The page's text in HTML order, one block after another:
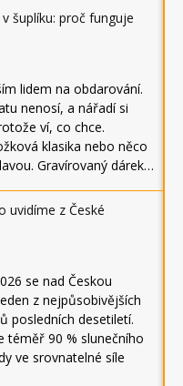
šuplíku: proč funguje
lidem na obdarování.
nenosí, a nářadí si
ví, co chce.
klasika nebo něco
Gravírovaný dárek…
uvidíme z České
se nad Českou
z nejpůsobivějších
posledních desetiletí.
téměř 90 % slunečního
ve srovnatelné síle